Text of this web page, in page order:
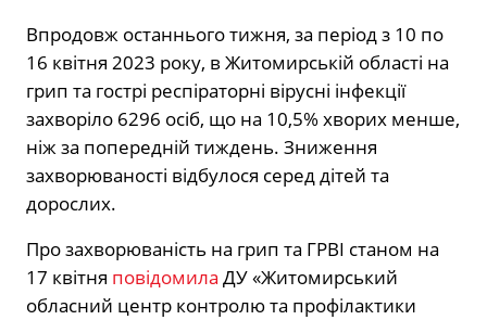
Впродовж останнього тижня, за період з 10 по
16 квітня 2023 року, в Житомирській області на
грип та гострі респіраторні вірусні інфекції
захворіло 6296 осіб, що на 10,5% хворих менше,
ніж за попередній тиждень. Зниження
захворюваності відбулося серед дітей та
дорослих.
Про захворюваність на грип та ГРВІ станом на
17 квітня повідомила ДУ «Житомирський
обласний центр контролю та профілактики